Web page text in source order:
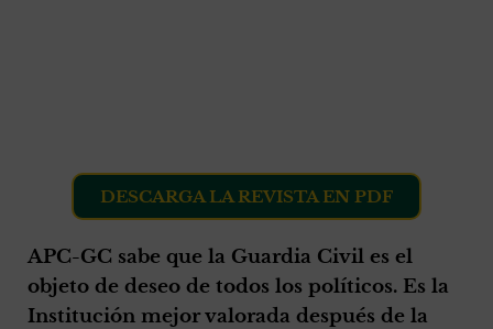
DESCARGA LA REVISTA EN PDF
APC-GC sabe que la Guardia Civil es el
objeto de deseo de todos los políticos. Es la
Institución mejor valorada después de la